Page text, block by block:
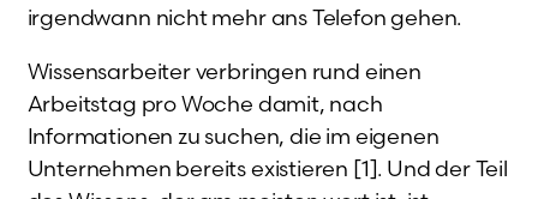
irgendwann nicht mehr ans Telefon gehen.
Wissensarbeiter verbringen rund einen
Arbeitstag pro Woche damit, nach
Informationen zu suchen, die im eigenen
Unternehmen bereits existieren [1]. Und der Teil